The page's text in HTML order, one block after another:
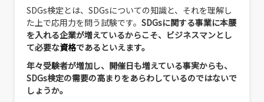
SDGs検定とは、SDGsについての知識と、それを理解し
た上で応用力を問う試験です。 SDGsに関する事業に本腰
を入れる企業が増えているからこそ、ビジネスマンとし
て必要な資格であるといえます。
年々受験者が増加し、開催日も増えている事実からも、
SDGs検定の需要の高まりをあらわしているのではないで
しょうか。